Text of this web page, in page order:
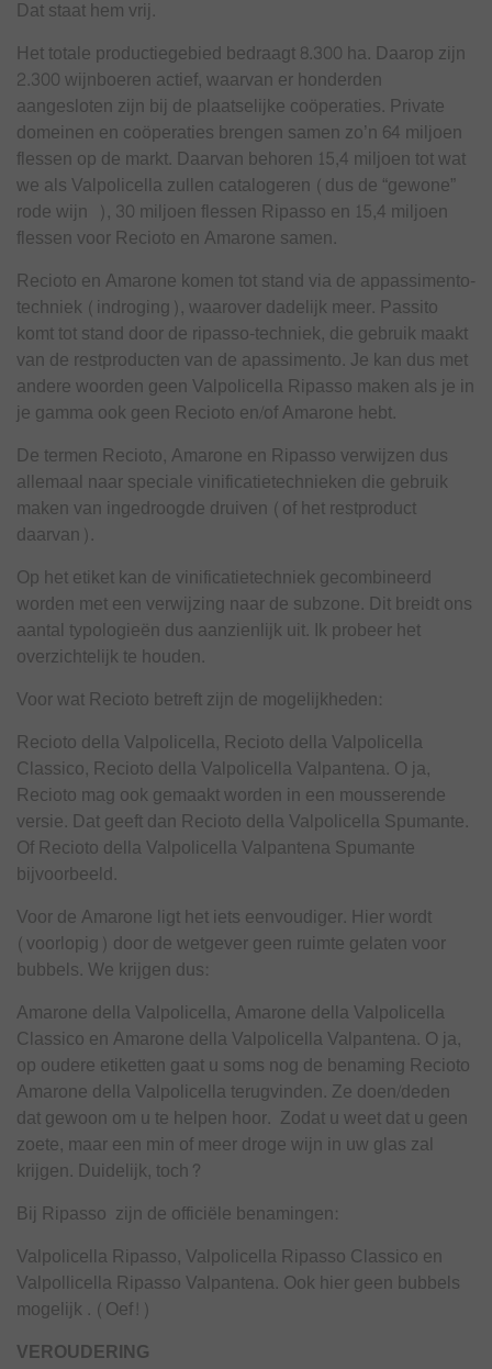
Dat staat hem vrij.
Het totale productiegebied bedraagt 8.300 ha. Daarop zijn
2.300 wijnboeren actief, waarvan er honderden
aangesloten zijn bij de plaatselijke coöperaties. Private
domeinen en coöperaties brengen samen zo’n 64 miljoen
flessen op de markt. Daarvan behoren 15,4 miljoen tot wat
we als Valpolicella zullen catalogeren (dus de “gewone”
rode wijn ), 30 miljoen flessen Ripasso en 15,4 miljoen
flessen voor Recioto en Amarone samen.
Recioto en Amarone komen tot stand via de appassimento-
techniek (indroging), waarover dadelijk meer. Passito
komt tot stand door de ripasso-techniek, die gebruik maakt
van de restproducten van de apassimento. Je kan dus met
andere woorden geen Valpolicella Ripasso maken als je in
je gamma ook geen Recioto en/of Amarone hebt.
De termen Recioto, Amarone en Ripasso verwijzen dus
allemaal naar speciale vinificatietechnieken die gebruik
maken van ingedroogde druiven (of het restproduct
daarvan).
Op het etiket kan de vinificatietechniek gecombineerd
worden met een verwijzing naar de subzone. Dit breidt ons
aantal typologieën dus aanzienlijk uit. Ik probeer het
overzichtelijk te houden.
Voor wat Recioto betreft zijn de mogelijkheden:
Recioto della Valpolicella, Recioto della Valpolicella
Classico, Recioto della Valpolicella Valpantena. O ja,
Recioto mag ook gemaakt worden in een mousserende
versie. Dat geeft dan Recioto della Valpolicella Spumante.
Of Recioto della Valpolicella Valpantena Spumante
bijvoorbeeld.
Voor de Amarone ligt het iets eenvoudiger. Hier wordt
(voorlopig) door de wetgever geen ruimte gelaten voor
bubbels. We krijgen dus:
Amarone della Valpolicella, Amarone della Valpolicella
Classico en Amarone della Valpolicella Valpantena. O ja,
op oudere etiketten gaat u soms nog de benaming Recioto
Amarone della Valpolicella terugvinden. Ze doen/deden
dat gewoon om u te helpen hoor. Zodat u weet dat u geen
zoete, maar een min of meer droge wijn in uw glas zal
krijgen. Duidelijk, toch?
Bij Ripasso zijn de officiële benamingen:
Valpolicella Ripasso, Valpolicella Ripasso Classico en
Valpollicella Ripasso Valpantena. Ook hier geen bubbels
mogelijk . (Oef!)
VEROUDERING